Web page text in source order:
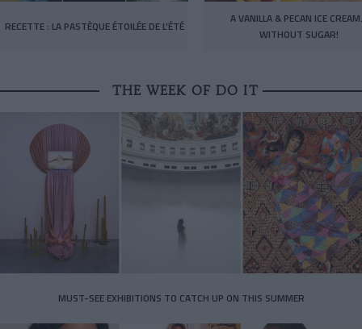
RECETTE : LA PASTÈQUE ÉTOILÉE DE L’ÉTÉ
A VANILLA & PECAN ICE
WITHOUT SUGAR!
THE WEEK OF DO IT
MUST-SEE EXHIBITIONS TO CATCH UP ON THIS SUMMER